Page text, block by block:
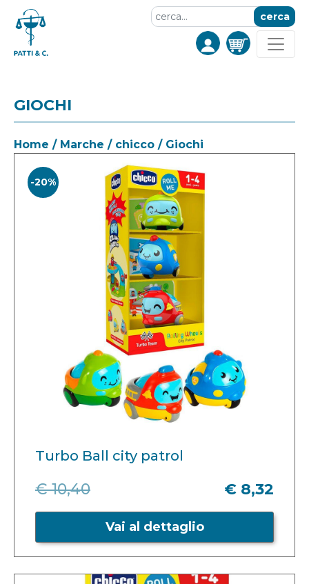
cerca
GIOCHI
Home / Marche / chicco / Giochi
-20%
Turbo Ball city patrol
€ 10,40 € 8,32
Vai al dettaglio